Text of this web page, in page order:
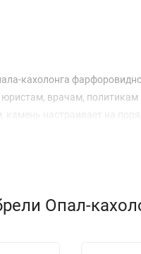
кахолонга
врачам,
камень настраивает на
Опал-